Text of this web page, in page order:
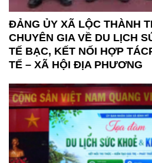
ĐẢNG ỦY XÃ LỘC THÀNH
CHUYÊN GIA VỀ DU LỊCH
TẾ BẠC, KẾT NỐI HỢP
TẾ – XÃ HỘI ĐỊA PHƯƠNG